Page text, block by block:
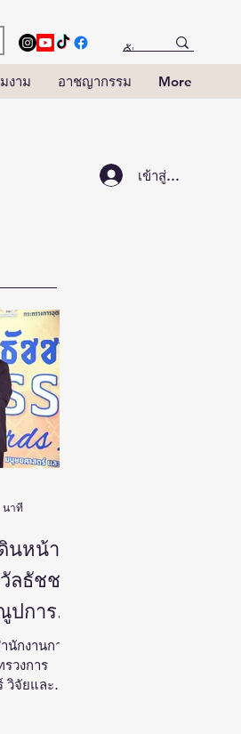
งาม อาชญากรรม More
เข้าสู่ระบบ
นหน้า
ธัชชา”
ปการ
ะ
กงานการ
วงการ
วิจัยและ
นาที